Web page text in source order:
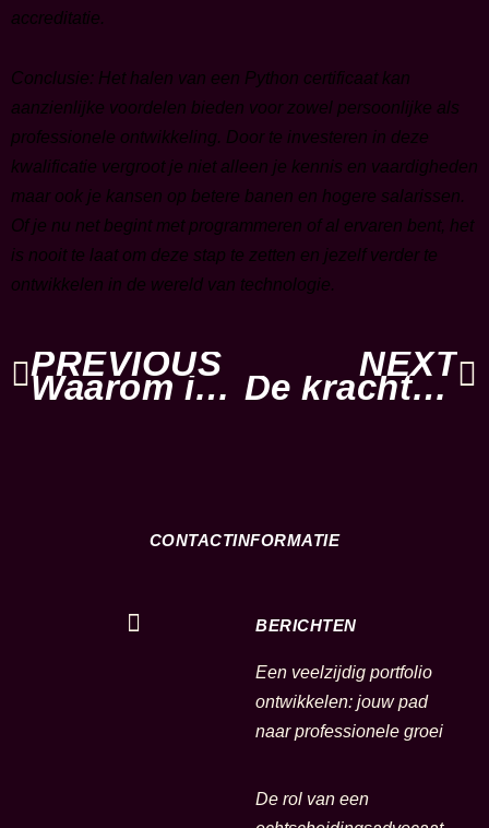
accreditatie.
Conclusie: Het halen van een Python certificaat kan
aanzienlijke voordelen bieden voor zowel persoonlijke als
professionele ontwikkeling. Door te investeren in deze
kwalificatie vergroot je niet alleen je kennis en vaardigheden
maar ook je kansen op betere banen en hogere salarissen.
Of je nu net begint met programmeren of al ervaren bent, het
is nooit te laat om deze stap te zetten en jezelf verder te
ontwikkelen in de wereld van technologie.
Vorige
PREVIOUS
Waarom is rechtsbijstand als zzp zo lastig?
NEXT
De kracht van een effectieve online marketingstrategie: tips en tricks
CONTACTINFORMATIE
BERICHTEN
Een veelzijdig portfolio
ontwikkelen: jouw pad
naar professionele groei
De rol van een